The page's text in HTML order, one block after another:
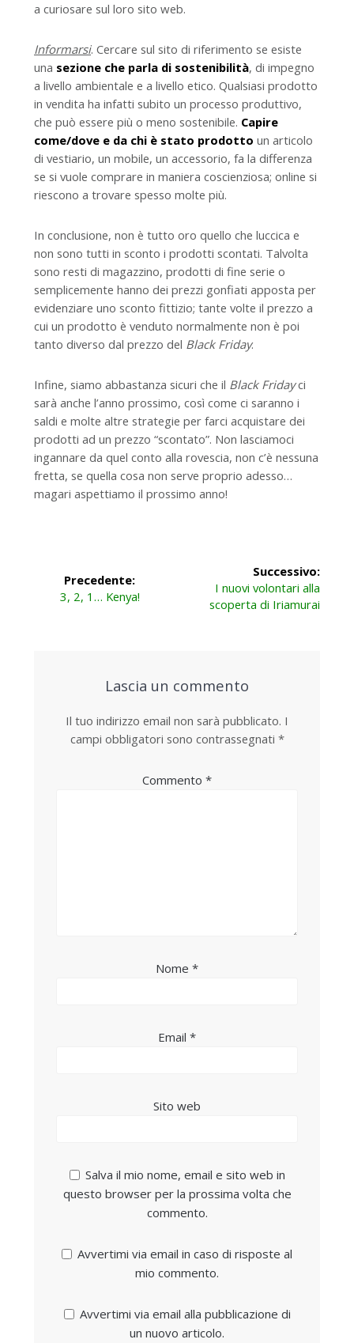
a curiosare sul loro sito web.
Informarsi. Cercare sul sito di riferimento se esiste
una sezione che parla di sostenibilità, di impegno
a livello ambientale e a livello etico. Qualsiasi prodotto
in vendita ha infatti subito un processo produttivo,
che può essere più o meno sostenibile. Capire
come/dove e da chi è stato prodotto un articolo
di vestiario, un mobile, un accessorio, fa la differenza
se si vuole comprare in maniera coscienziosa; online si
riescono a trovare spesso molte più.
In conclusione, non è tutto oro quello che luccica e
non sono tutti in sconto i prodotti scontati. Talvolta
sono resti di magazzino, prodotti di fine serie o
semplicemente hanno dei prezzi gonfiati apposta per
evidenziare uno sconto fittizio; tante volte il prezzo a
cui un prodotto è venduto normalmente non è poi
tanto diverso dal prezzo del Black Friday.
Infine, siamo abbastanza sicuri che il Black Fridayci
sarà anche l’anno prossimo, così come ci saranno i
saldi e molte altre strategie per farci acquistare dei
prodotti ad un prezzo “scontato”. Non lasciamoci
ingannare da quel conto alla rovescia, non c’è nessuna
fretta, se quella cosa non serve proprio adesso…
magari aspettiamo il prossimo anno!
articoli
Precedente:
Articolo
3, 2, 1… Kenya!
Successivo:
Articolo
successivo:
I nuovi volontari alla
scoperta di Iriamurai
Lascia un commento
Il tuo indirizzo email non sarà pubblicato. I
campi obbligatori sono contrassegnati *
Commento *
Nome *
Email *
Sito web
Salva il mio nome, email e sito web in
questo browser per la prossima volta che
commento.
Avvertimi via email in caso di risposte al
mio commento.
Avvertimi via email alla pubblicazione di
un nuovo articolo.